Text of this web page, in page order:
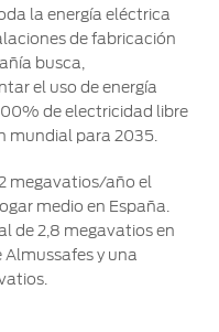
la energía eléctrica
de fabricación
busca,
el uso de energía
de electricidad libre
mundial para 2035.
megavatios/año el
medio en España.
de 2,8 megavatios en
y una